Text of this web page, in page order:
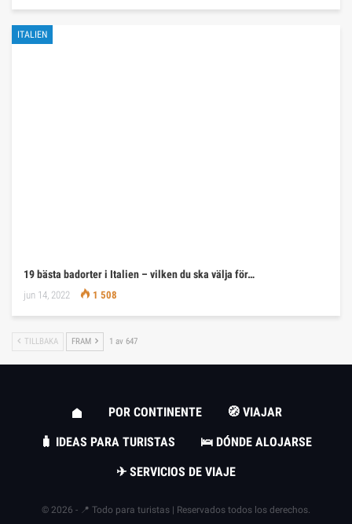
ITALIEN
19 bästa badorter i Italien – vilken du ska välja för…
jun 14, 2022 1 508
TILLBAKA FRAM 1 av 647
POR CONTINENTE
🧭 VIAJAR
🧳 IDEAS PARA TURISTAS
🛌 DÓNDE ALOJARSE
✈ SERVICIOS DE VIAJE
© 2026 - 📍 Todo para turistas | Reservados todos los derechos.